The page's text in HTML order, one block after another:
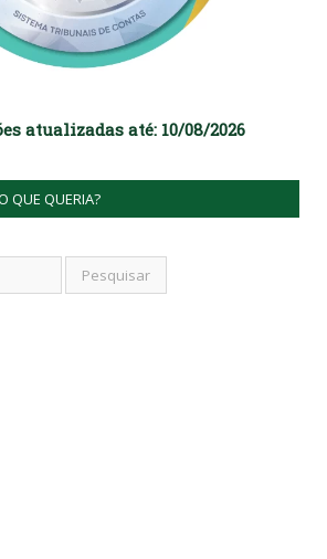
atualizadas até: 10/08/2026
QUE QUERIA?